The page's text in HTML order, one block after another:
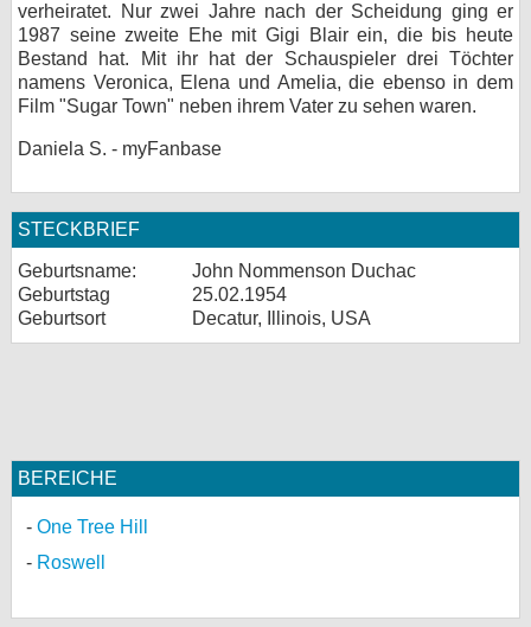
verheiratet. Nur zwei Jahre nach der Scheidung ging er
1987 seine zweite Ehe mit Gigi Blair ein, die bis heute
Bestand hat. Mit ihr hat der Schauspieler drei Töchter
namens Veronica, Elena und Amelia, die ebenso in dem
Film "Sugar Town" neben ihrem Vater zu sehen waren.
Daniela S. - myFanbase
STECKBRIEF
Geburtsname:
John Nommenson Duchac
Geburtstag
25.02.1954
Geburtsort
Decatur, Illinois, USA
BEREICHE
One Tree Hill
Roswell
Cookie-Einstellungen
Impressum